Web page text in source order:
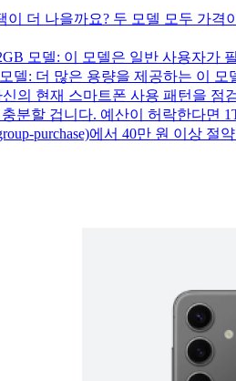
더 나을까요? 두 모델 모두 가격
모델: 이 모델은 일반 사용자가
: 더 많은 용량을 제공하는 이
의 현재 스마트폰 사용 패턴을
할 겁니다. 예산이 허락한다면
purchase)에서 40만 원 이상